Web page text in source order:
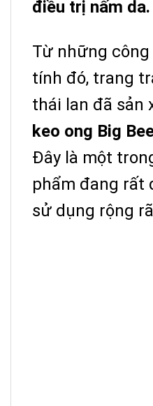
điều trị nấm da.
Từ những
tính đó, trang
thái lan đã sản
keo ong Big
Đây là một
phẩm đang rất
sử dụng rộng